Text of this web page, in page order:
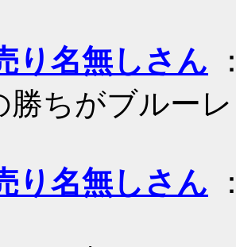
り名無しさん
勝ちがブルー
り名無しさん